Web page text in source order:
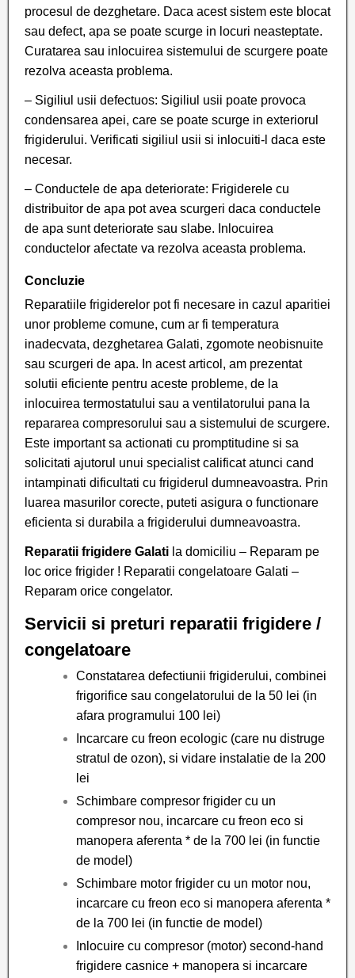
procesul de dezghetare. Daca acest sistem este blocat
sau defect, apa se poate scurge in locuri neasteptate.
Curatarea sau inlocuirea sistemului de scurgere poate
rezolva aceasta problema.
– Sigiliul usii defectuos: Sigiliul usii poate provoca
condensarea apei, care se poate scurge in exteriorul
frigiderului. Verificati sigiliul usii si inlocuiti-l daca este
necesar.
– Conductele de apa deteriorate: Frigiderele cu
distribuitor de apa pot avea scurgeri daca conductele
de apa sunt deteriorate sau slabe. Inlocuirea
conductelor afectate va rezolva aceasta problema.
Concluzie
Reparatiile frigiderelor pot fi necesare in cazul aparitiei
unor probleme comune, cum ar fi temperatura
inadecvata, dezghetarea Galati, zgomote neobisnuite
sau scurgeri de apa. In acest articol, am prezentat
solutii eficiente pentru aceste probleme, de la
inlocuirea termostatului sau a ventilatorului pana la
repararea compresorului sau a sistemului de scurgere.
Este important sa actionati cu promptitudine si sa
solicitati ajutorul unui specialist calificat atunci cand
intampinati dificultati cu frigiderul dumneavoastra. Prin
luarea masurilor corecte, puteti asigura o functionare
eficienta si durabila a frigiderului dumneavoastra.
Reparatii frigidere Galati la domiciliu – Reparam pe
loc orice frigider ! Reparatii congelatoare Galati –
Reparam orice congelator.
Servicii si preturi reparatii frigidere /
congelatoare
Constatarea defectiunii frigiderului, combinei
frigorifice sau congelatorului de la 50 lei (in
afara programului 100 lei)
Incarcare cu freon ecologic (care nu distruge
stratul de ozon), si vidare instalatie de la 200
lei
Schimbare compresor frigider cu un
compresor nou, incarcare cu freon eco si
manopera aferenta * de la 700 lei (in functie
de model)
Schimbare motor frigider cu un motor nou,
incarcare cu freon eco si manopera aferenta *
de la 700 lei (in functie de model)
Inlocuire cu compresor (motor) second-hand
frigidere casnice + manopera si incarcare